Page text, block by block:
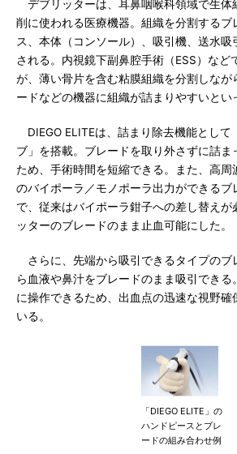
デブリッターは、耳鼻咽喉科領域で生体
削に使われる医療機器。組織を分割するブ
ス、本体（コンソール）、吸引機、送水
される。内視鏡下副鼻腔手術（ESS）など
が、薄い骨片を含む粘膜組織を分割しなが
ードなどの機器に組織が詰まりやすいとい
DIEGO ELITEは、詰まり除去機能として
ブ」を搭載。ブレードを取り外さずに詰ま
ため、手術時間を短縮できる。また、高周
のバイポーラ／モノポーラ出力ができるブ
で、従来はバイポーラ鉗子への差し替えが
ッターのブレードのまま止血可能にした。
さらに、先端から吸引できるタイプのブ
ら血液や鼻汁をブレードのまま吸引でき
に操作できるため、出血点の迅速な視野確
いる。
「DIEGO ELITE」の
ハンドピースとブレ
ードの組み合わせ例